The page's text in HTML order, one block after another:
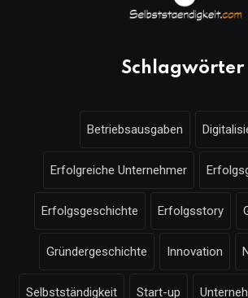
Schlagwörter
Betriebsausgaben
Erfolgreiche Unternehmer
Erfolgsgeschichte Erfolgsstory
Gründergeschichte Innovation
Selbstständigkeit Start-up